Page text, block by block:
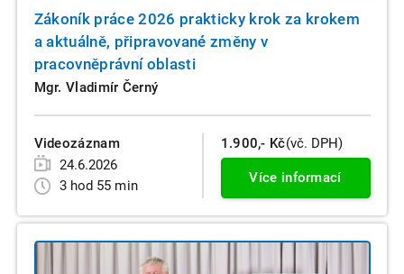
Zákoník práce 2026 prakticky krok za krokem
a aktuálně, připravované změny v
pracovněprávní oblasti
Mgr. Vladimír Černý
Videozáznam
24.6.2026
3 hod 55 min
1.900,- Kč(vč. DPH)
Více informací